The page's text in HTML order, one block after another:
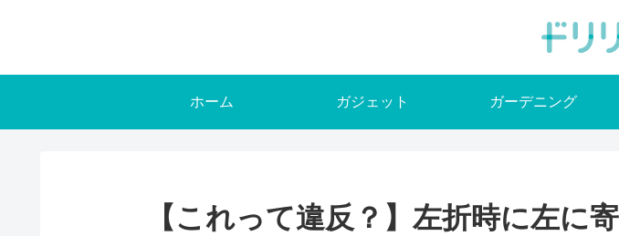
ホーム ガジェット ガーデニング
【これって違反？】左折時に左に